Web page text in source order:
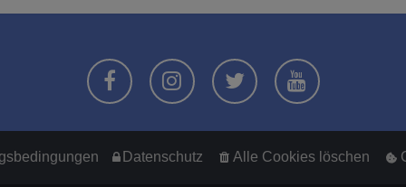
Alle Cookies löschen
Datenschutz